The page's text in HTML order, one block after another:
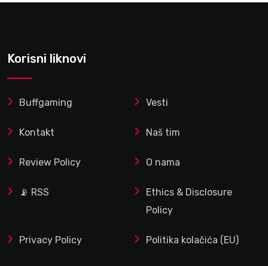
Korisni liknovi
Buffgaming Vesti
Kontakt Naš tim
Review Policy O nama
📡 RSS
Ethics & Disclosure
Policy
Privacy Policy Politika kolačića (EU)